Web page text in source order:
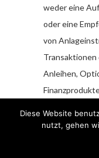
weder eine
oder eine
von
Transaktionen
Anleihen,
Autoren der
Diese Website
nutzt, gehen